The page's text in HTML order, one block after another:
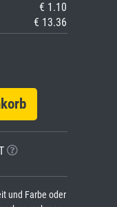
€ 1.10
€ 13.36
und Farbe oder